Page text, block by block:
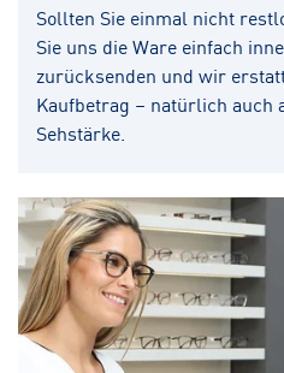
Sollten Sie einmal nicht
Sie uns die Ware einfach
zurücksenden und wir
Kaufbetrag – natürlich auch
Sehstärke.